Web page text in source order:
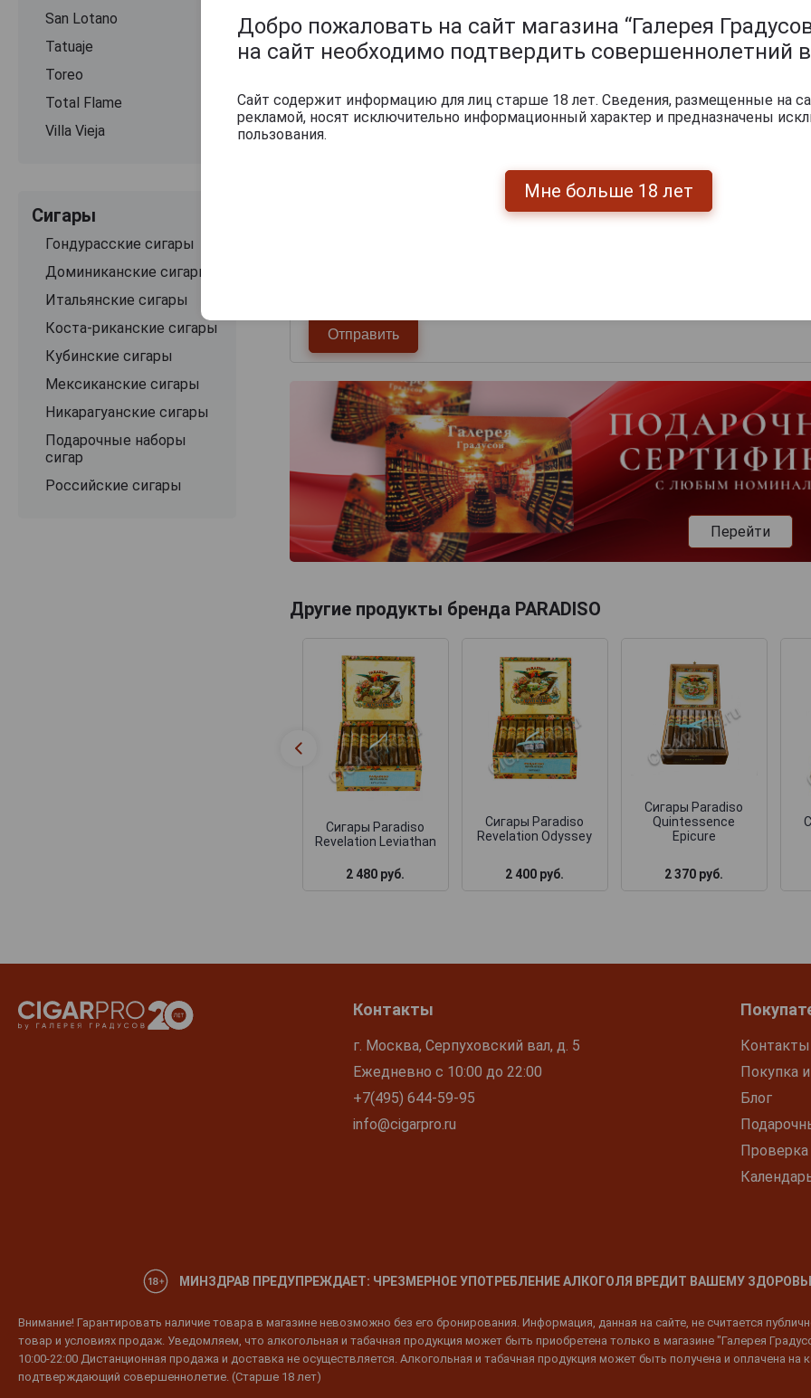
San Lotano
Tatuaje
Toreo
Total Flame
Villa Vieja
Сигары
Гондурасские сигары
Доминиканские сигары
Итальянские сигары
Коста-риканские сигары
Кубинские сигары
Мексиканские сигары
Никарагуанские сигары
Подарочные наборы
сигар
Российские сигары
Перейти
Другие продукты бренда PARADISO
Сигары Paradiso
Revelation Leviathan
2 480 руб.
Сигары Paradiso
Revelation Odyssey
2 400 руб.
Сигары Paradiso
Quintessence
Epicure
2 370 руб.
Контакты
г. Москва, Серпуховский вал, д. 5
Ежедневно с 10:00 до 22:00
+7(495) 644-59-95
info@cigarpro.ru
Контакты
Покупка
Блог
МИНЗДРАВ ПРЕДУПРЕЖДАЕТ: ЧРЕЗМЕРНОЕ УПОТРЕБЛЕНИЕ АЛКОГОЛЯ ВРЕДИТ ВАШЕМУ
Внимание! Гарантировать наличие товара в магазине невозможно без его бронирования. Информация, данная на сайте, не считается
товар и условиях продаж. Уведомляем, что алкогольная и табачная продукция может быть приобретена только в магазине "Галерея
10:00-22:00 Дистанционная продажа и доставка не осуществляется. Алкогольная и табачная продукция может быть получена и оплачена на
подтверждающий совершеннолетие. (Старше 18 лет)
Добро пожаловать на сайт магазина “Галерея
на сайт необходимо подтвердить совершеннолетний
Сайт содержит информацию для лиц старше 18 лет. Сведения, размещенные на
рекламой, носят исключительно информационный характер и предназначены
пользования.
Мне больше 18 лет